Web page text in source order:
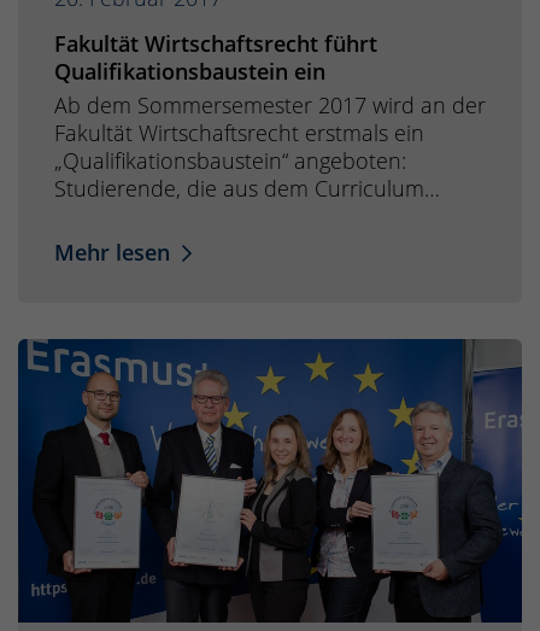
Fakultät Wirtschaftsrecht führt
Qualifikationsbaustein ein
Ab dem Sommersemester 2017 wird an der
Fakultät Wirtschaftsrecht erstmals ein
„Qualifikationsbaustein“ angeboten:
Studierende, die aus dem Curriculum…
Mehr lesen